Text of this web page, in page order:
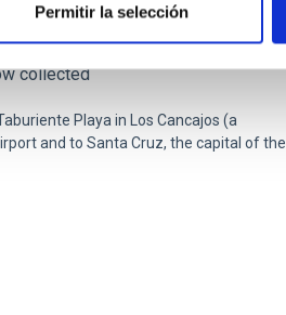
Permitir la selección
Palma conference. As you recall,
organized a very successful
collected
Playa in Los Cancajos (a
and to Santa Cruz, the capital of the